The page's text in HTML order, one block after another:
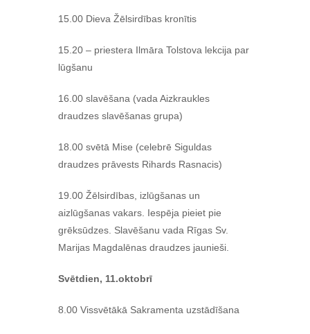
15.00 Dieva Žēlsirdības kronītis
15.20 – priestera Ilmāra Tolstova lekcija par
lūgšanu
16.00 slavēšana (vada Aizkraukles
draudzes slavēšanas grupa)
18.00 svētā Mise (celebrē Siguldas
draudzes prāvests Rihards Rasnacis)
19.00 Žēlsirdības, izlūgšanas un
aizlūgšanas vakars. Iespēja pieiet pie
grēksūdzes. Slavēšanu vada Rīgas Sv.
Marijas Magdalēnas draudzes jaunieši.
Svētdien, 11.oktobrī
8.00 Vissvētākā Sakramenta uzstādīšana